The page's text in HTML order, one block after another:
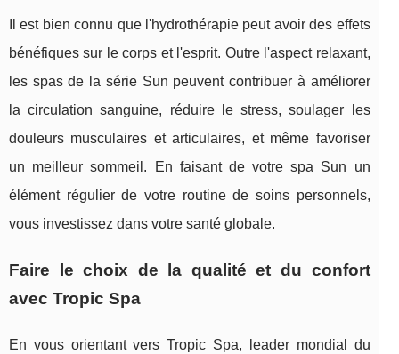
Il est bien connu que l'hydrothérapie peut avoir des effets
bénéfiques sur le corps et l'esprit. Outre l'aspect relaxant,
les spas de la série Sun peuvent contribuer à améliorer
la circulation sanguine, réduire le stress, soulager les
douleurs musculaires et articulaires, et même favoriser
un meilleur sommeil. En faisant de votre spa Sun un
élément régulier de votre routine de soins personnels,
vous investissez dans votre santé globale.
Faire le choix de la qualité et du confort
avec Tropic Spa
En vous orientant vers Tropic Spa, leader mondial du